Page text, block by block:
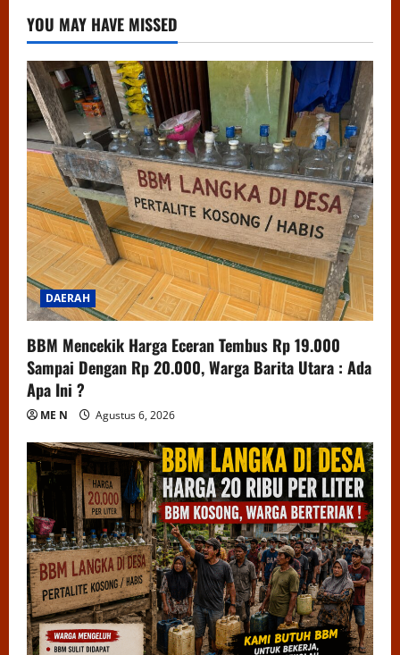
YOU MAY HAVE MISSED
DAERAH
BBM Mencekik Harga Eceran Tembus Rp 19.000
Sampai Dengan Rp 20.000, Warga Barita Utara : Ada
Apa Ini ?
ME N Agustus 6, 2026